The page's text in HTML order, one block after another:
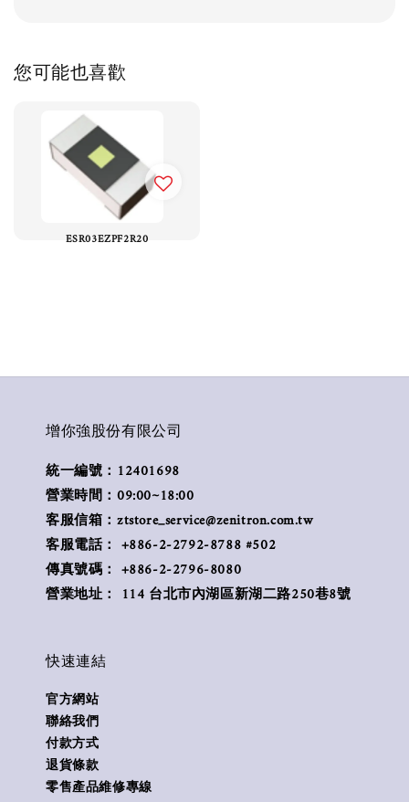
您可能也喜歡
ESR03EZPF2R20
增你強股份有限公司
統一編號：12401698
營業時間：09:00~18:00
客服信箱：ztstore_service@zenitron.com.tw
客服電話： +886-2-2792-8788 #502
傳真號碼： +886-2-2796-8080
營業地址： 114 台北市內湖區新湖二路250巷8號
快速連結
官方網站
聯絡我們
付款方式
退貨條款
零售產品維修專線